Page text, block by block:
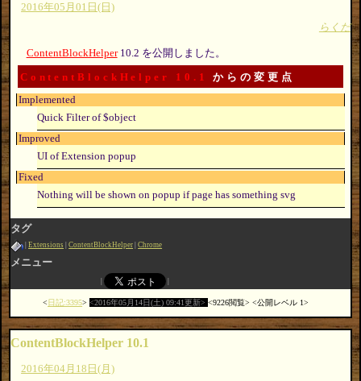
2016年05月01日(日)
らくだ
ContentBlockHelper10.2 を公開しました。
ContentBlockHelper 10.1
からの変更点
Implemented
Quick Filter of $object
Improved
UI of Extension popup
Fixed
Nothing will be shown on popup if page has something svg
タグ
Extensions ContentBlockHelper Chrome
メニュー
日記:3395 2016年05月14日(土) 09:41更新 9226閲覧 公開レベル 1
ContentBlockHelper 10.1
2016年04月18日(月)